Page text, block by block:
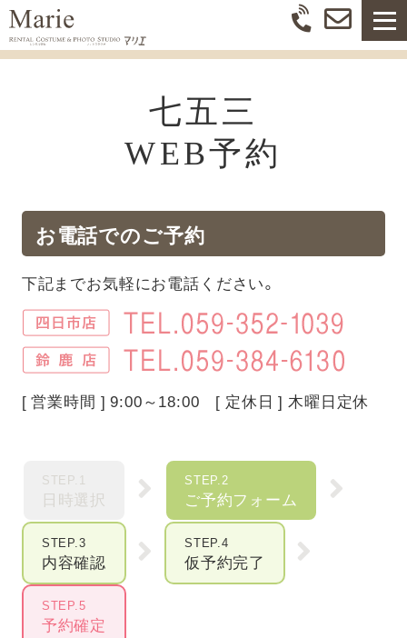
七五三
WEB予約
お電話でのご予約
下記までお気軽にお電話ください。
[ 営業時間 ] 9:00～18:00 [ 定休日 ] 木曜日定休
STEP.1
日時選択
STEP.2
ご予約フォーム
STEP.3
内容確認
STEP.4
仮予約完了
STEP.5
予約確定